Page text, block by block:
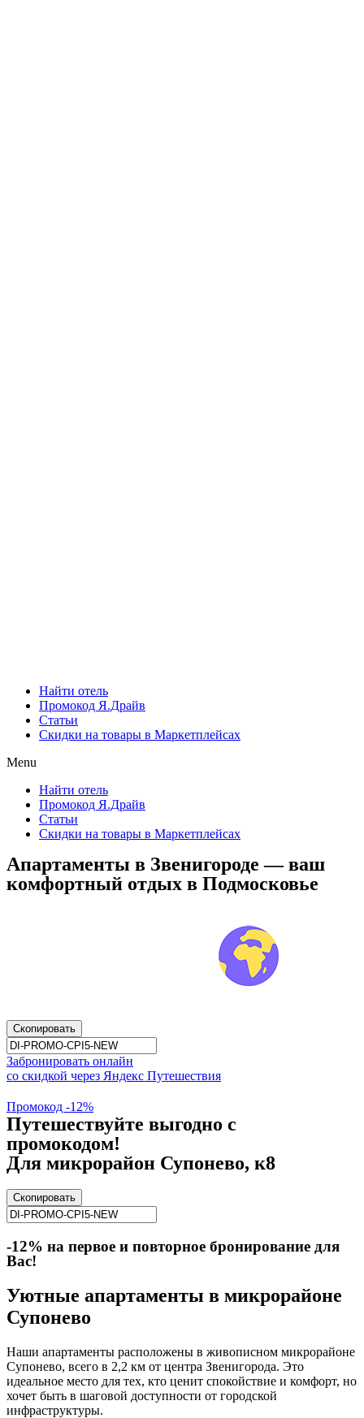
Найти отель
Промокод Я.Драйв
Статьи
Скидки на товары в Маркетплейсах
Menu
Найти отель
Промокод Я.Драйв
Статьи
Скидки на товары в Маркетплейсах
Апартаменты в Звенигороде — ваш
комфортный отдых в Подмосковье
Скопировать
Забронировать онлайн
со скидкой через Яндекс Путешествия
Промокод -12%
Путешествуйте выгодно с
промокодом!
Для микрорайон Супонево, к8
Скопировать
-12% на первое и повторное бронирование для
Вас!
Уютные апартаменты в микрорайоне
Супонево
Наши апартаменты расположены в живописном микрорайоне
Супонево, всего в 2,2 км от центра Звенигорода. Это
идеальное место для тех, кто ценит спокойствие и комфорт, но
хочет быть в шаговой доступности от городской
инфраструктуры.